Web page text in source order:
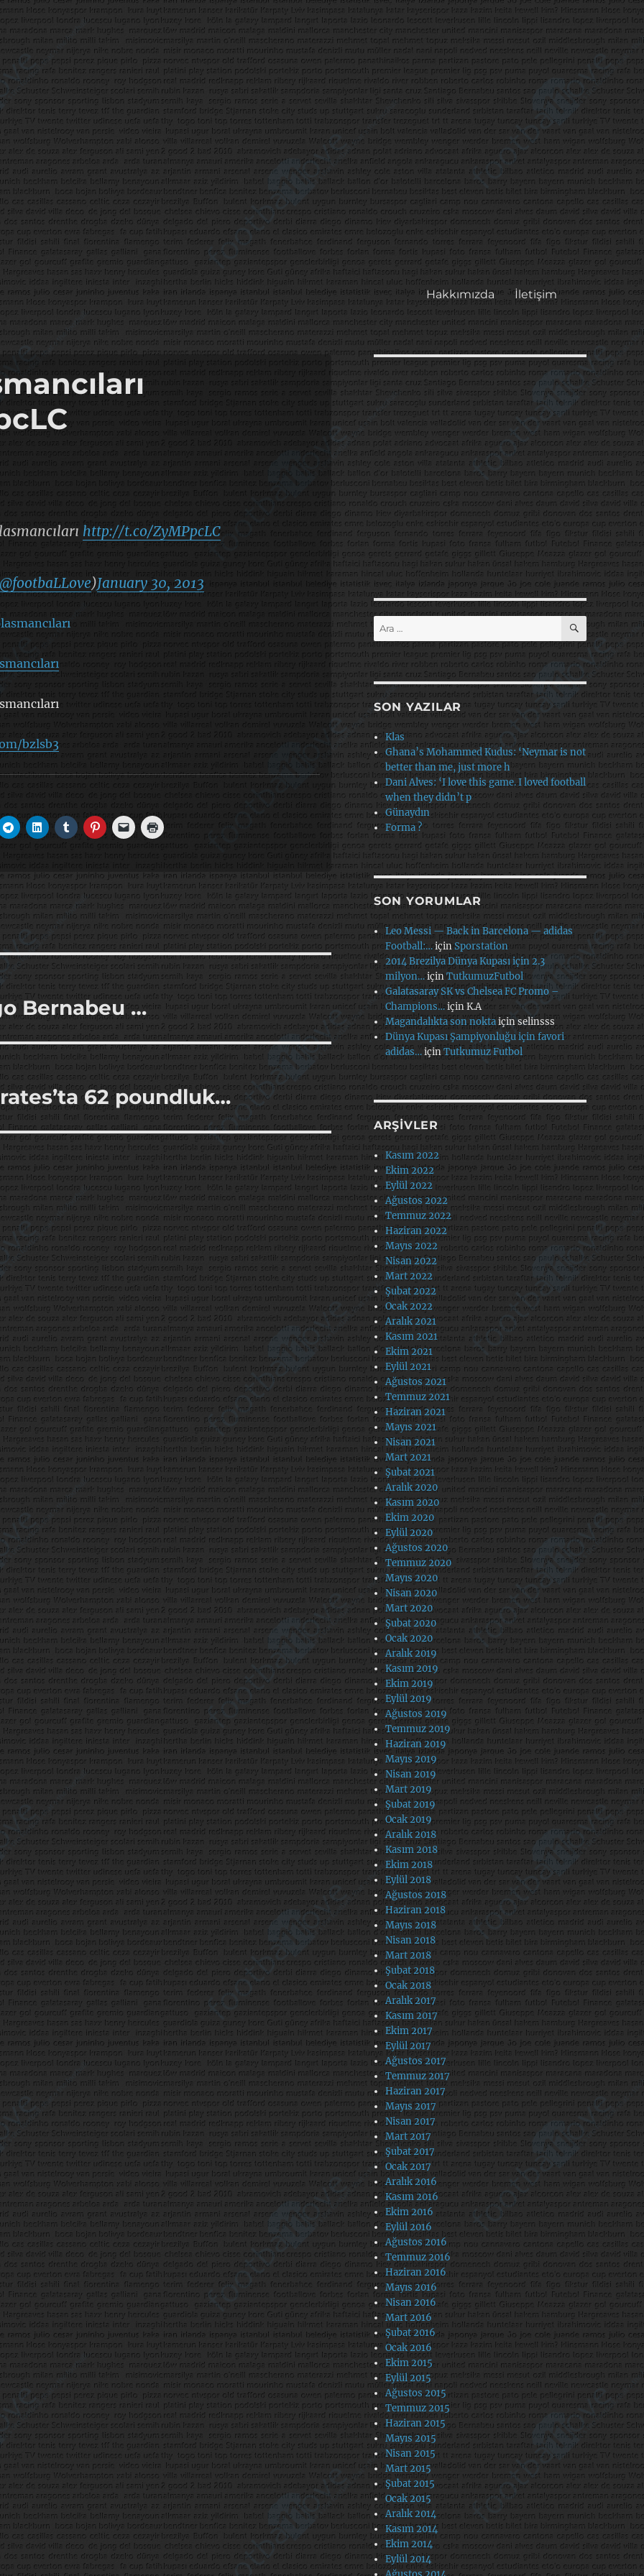
Hakkımızda İletişim
http://t.co/ZyMPpcLC
)January 30, 2013
bzlsb3
Bernabeu …
62 poundluk…
Ara: ARA
SON YAZILAR
Klas
Ghana’s Mohammed Kudus: ‘Neymar is not
better than me, just more h
Dani Alves: ‘I love this game. I loved football
when they didn’t p
Günaydın
Forma ?
SON YORUMLAR
Leo Messi — Back in Barcelona — adidas
Football:…içinSporstation
2014 Brezilya Dünya Kupası için 2.3
milyon…içinTutkumuzFutbol
Galatasaray SK vs Chelsea FC Promo –
Champions…içinK.A
Magandalıkta son noktaiçinselinsss
Dünya Kupası Şampiyonluğu için favori
adidas…içinTutkumuz Futbol
ARŞIVLER
Kasım 2022
Ekim 2022
Eylül 2022
Ağustos 2022
Temmuz 2022
Haziran 2022
Mayıs 2022
Nisan 2022
Mart 2022
Şubat 2022
Ocak 2022
Aralık 2021
Kasım 2021
Ekim 2021
Eylül 2021
Ağustos 2021
Temmuz 2021
Haziran 2021
Mayıs 2021
Nisan 2021
Mart 2021
Şubat 2021
Aralık 2020
Kasım 2020
Ekim 2020
Eylül 2020
Ağustos 2020
Temmuz 2020
Mayıs 2020
Nisan 2020
Mart 2020
Şubat 2020
Ocak 2020
Aralık 2019
Kasım 2019
Ekim 2019
Eylül 2019
Ağustos 2019
Temmuz 2019
Haziran 2019
Mayıs 2019
Nisan 2019
Mart 2019
Şubat 2019
Ocak 2019
Aralık 2018
Kasım 2018
Ekim 2018
Eylül 2018
Ağustos 2018
Haziran 2018
Mayıs 2018
Nisan 2018
Mart 2018
Şubat 2018
Ocak 2018
Aralık 2017
Kasım 2017
Ekim 2017
Eylül 2017
Ağustos 2017
Temmuz 2017
Haziran 2017
Mayıs 2017
Nisan 2017
Mart 2017
Şubat 2017
Ocak 2017
Aralık 2016
Kasım 2016
Ekim 2016
Eylül 2016
Ağustos 2016
Temmuz 2016
Haziran 2016
Mayıs 2016
Nisan 2016
Mart 2016
Şubat 2016
Ocak 2016
Ekim 2015
Eylül 2015
Ağustos 2015
Temmuz 2015
Haziran 2015
Mayıs 2015
Nisan 2015
Mart 2015
Şubat 2015
Ocak 2015
Aralık 2014
Kasım 2014
Ekim 2014
Eylül 2014